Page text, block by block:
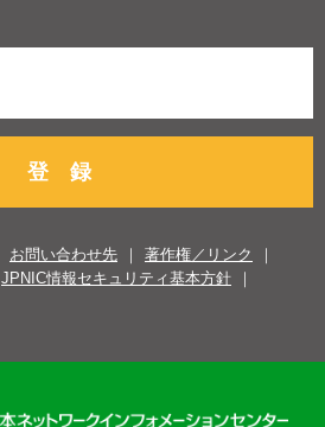
登 録
お問い合わせ先
著作権／リンク
JPNIC情報セキュリティ基本方針